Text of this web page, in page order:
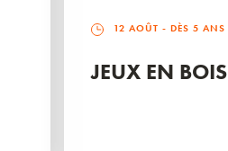
12 AOÛT - DÈS 5 ANS
JEUX EN BOIS